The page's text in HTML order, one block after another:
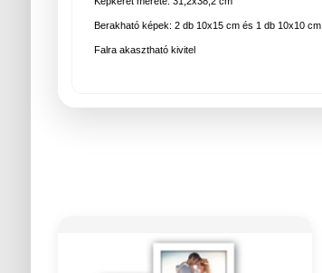
Berakható képek: 2 db 10x15 cm és 1 db 10x10 cm
Falra akasztható kivitel